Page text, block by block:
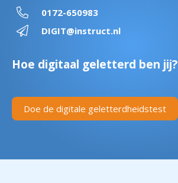
0172-650983
DIGIT@instruct.nl
Hoe digitaal geletterd ben jij?
Doe de digitale geletterdheidstest